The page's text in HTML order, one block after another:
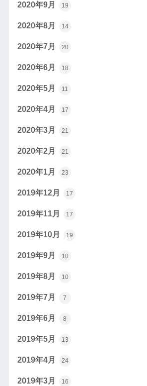
2020年9月 19
2020年8月 14
2020年7月 20
2020年6月 18
2020年5月 11
2020年4月 17
2020年3月 21
2020年2月 21
2020年1月 23
2019年12月 17
2019年11月 17
2019年10月 19
2019年9月 10
2019年8月 10
2019年7月 7
2019年6月 8
2019年5月 13
2019年4月 24
2019年3月 16